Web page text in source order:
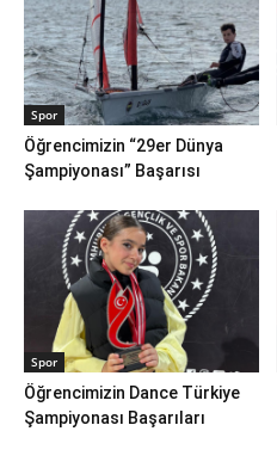
Spor
Öğrencimizin “29er Dünya
Şampiyonası” Başarısı
Spor
Öğrencimizin Dance Türkiye
Şampiyonası Başarıları